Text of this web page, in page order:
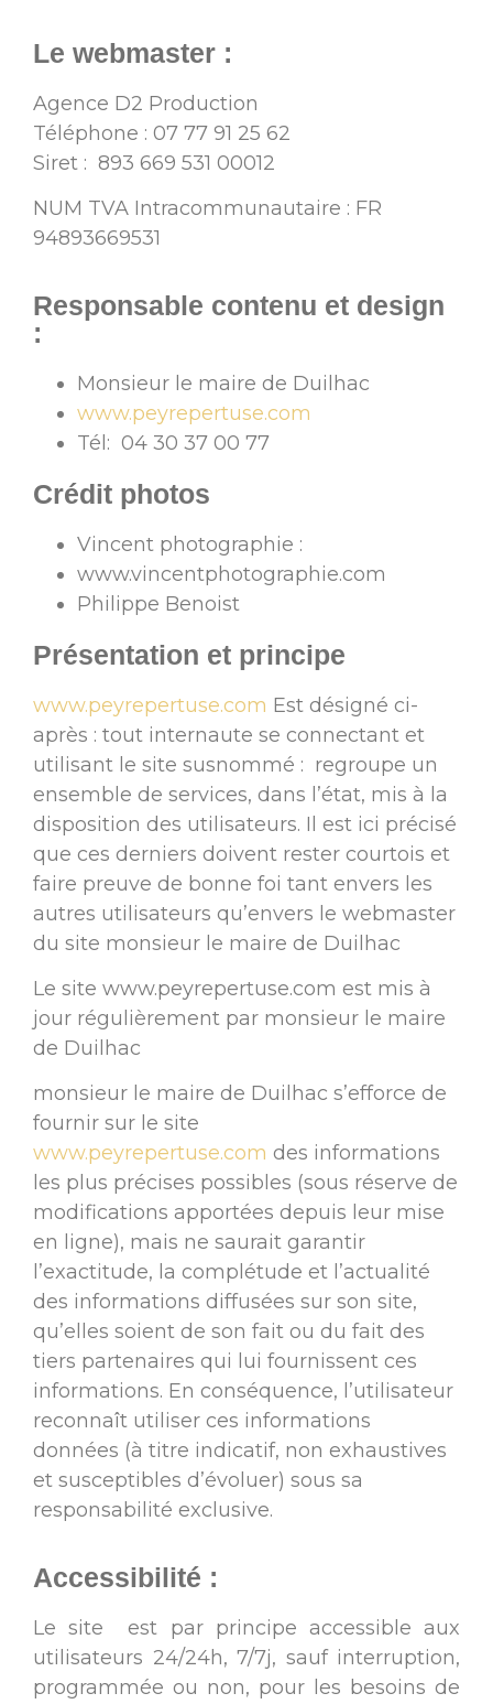
Le webmaster :
Agence D2 Production
Téléphone : 07 77 91 25 62
Siret : 893 669 531 00012
NUM TVA Intracommunautaire : FR
94893669531
Responsable contenu et design
:
Monsieur le maire de Duilhac
www.peyrepertuse.com
Tél: 04 30 37 00 77
Crédit photos
Vincent photographie :
www.vincentphotographie.com
Philippe Benoist
Présentation et principe
www.peyrepertuse.com Est désigné ci-
après : tout internaute se connectant et
utilisant le site susnommé : regroupe un
ensemble de services, dans l’état, mis à la
disposition des utilisateurs. Il est ici précisé
que ces derniers doivent rester courtois et
faire preuve de bonne foi tant envers les
autres utilisateurs qu’envers le webmaster
du site monsieur le maire de Duilhac
Le site www.peyrepertuse.com est mis à
jour régulièrement par monsieur le maire
de Duilhac
monsieur le maire de Duilhac s’efforce de
fournir sur le site
www.peyrepertuse.com des informations
les plus précises possibles (sous réserve de
modifications apportées depuis leur mise
en ligne), mais ne saurait garantir
l’exactitude, la complétude et l’actualité
des informations diffusées sur son site,
qu’elles soient de son fait ou du fait des
tiers partenaires qui lui fournissent ces
informations. En conséquence, l’utilisateur
reconnaît utiliser ces informations
données (à titre indicatif, non exhaustives
et susceptibles d’évoluer) sous sa
responsabilité exclusive.
Accessibilité :
Le site est par principe accessible aux
utilisateurs 24/24h, 7/7j, sauf interruption,
programmée ou non, pour les besoins de